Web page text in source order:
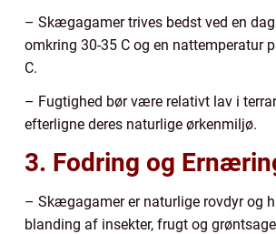
– Skægagamer trives bedst ved en
omkring 30-35 C og en nattemperatur
C.
– Fugtighed bør være relativt lav i
efterligne deres naturlige ørkenmiljø.
3. Fodring og
– Skægagamer er naturlige rovdyr og
blanding af insekter, frugt og